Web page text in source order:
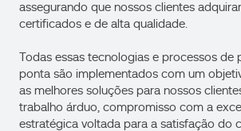
assegurando que nossos clientes
certificados e de alta qualidade.
Todas essas tecnologias e processos de
ponta são implementados com um
as melhores soluções para nossos
trabalho árduo, compromisso com a
estratégica voltada para a satisfação do